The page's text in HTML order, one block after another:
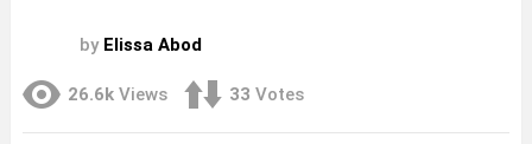
by Elissa Abod
26.6k Views 33 Votes